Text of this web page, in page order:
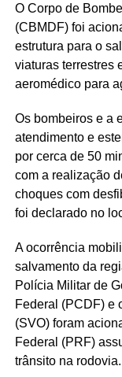
O Corpo de
(CBMDF) foi
estrutura para o
viaturas terrestres
aeromédico para
Os bombeiros e a
atendimento e
por cerca de 50
com a realização
choques com
foi declarado no
A ocorrência
salvamento da
Polícia Militar de
Federal (PCDF) e
(SVO) foram
Federal (PRF)
trânsito na rodovia.